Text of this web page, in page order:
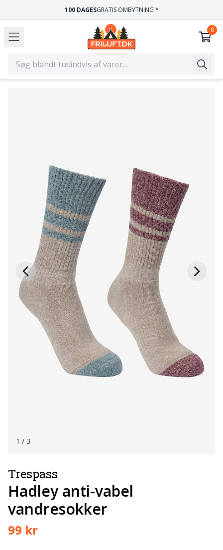
100 DAGESGRATIS OMBYTNING *
1 / 3
Trespass
Hadley anti-vabel
vandresokker
99 kr